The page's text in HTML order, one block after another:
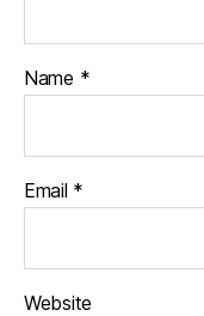
Name *
Email *
Website